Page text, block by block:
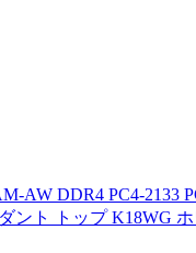
AW DDR4 PC4-
ト トップ K18WG